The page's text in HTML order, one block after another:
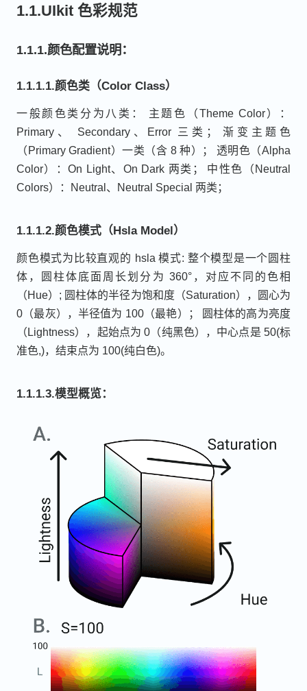
1.1.UIkit 色彩规范
1.1.1.颜色配置说明：
1.1.1.1.颜色类（Color Class）
一般颜色类分为八类： 主题色（Theme Color）：
Primary、 Secondary、Error 三类； 渐变主题色
（Primary Gradient）一类（含 8 种）； 透明色（Alpha
Color）：On Light、On Dark 两类； 中性色（Neutral
Colors）：Neutral、Neutral Special 两类；
1.1.1.2.颜色模式（Hsla Model）
颜色模式为比较直观的 hsla 模式: 整个模型是一个圆柱
体，圆柱体底面周长划分为 360°，对应不同的色相
（Hue）; 圆柱体的半径为饱和度（Saturation），圆心为
0（最灰），半径值为 100（最艳）； 圆柱体的高为亮度
（Lightness），起始点为 0（纯黑色），中心点是 50(标
准色,)，结束点为 100(纯白色)。
1.1.1.3.模型概览：